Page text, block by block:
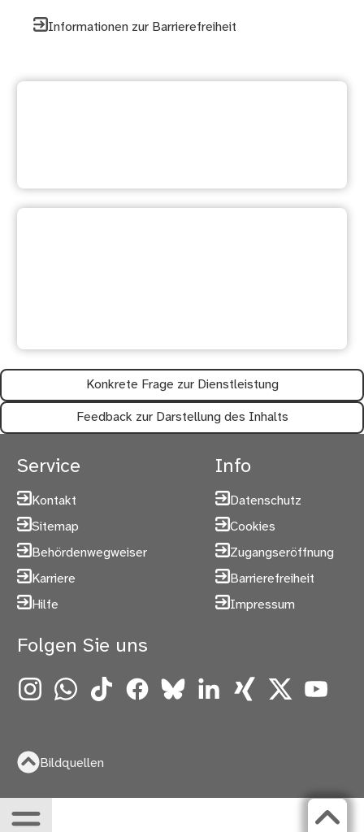
Informationen zur Barrierefreiheit
Konkrete Frage zur Dienstleistung
Feedback zur Darstellung des Inhalts
Service
Kontakt
Sitemap
Behördenwegweiser
Karriere
Hilfe
Info
Datenschutz
Cookies
Zugangseröffnung
Barrierefreiheit
Impressum
Folgen Sie uns
InstagramWhatsAppTikTokFacebookBlueskyLinkedInXing X YouTube
Bildquellen